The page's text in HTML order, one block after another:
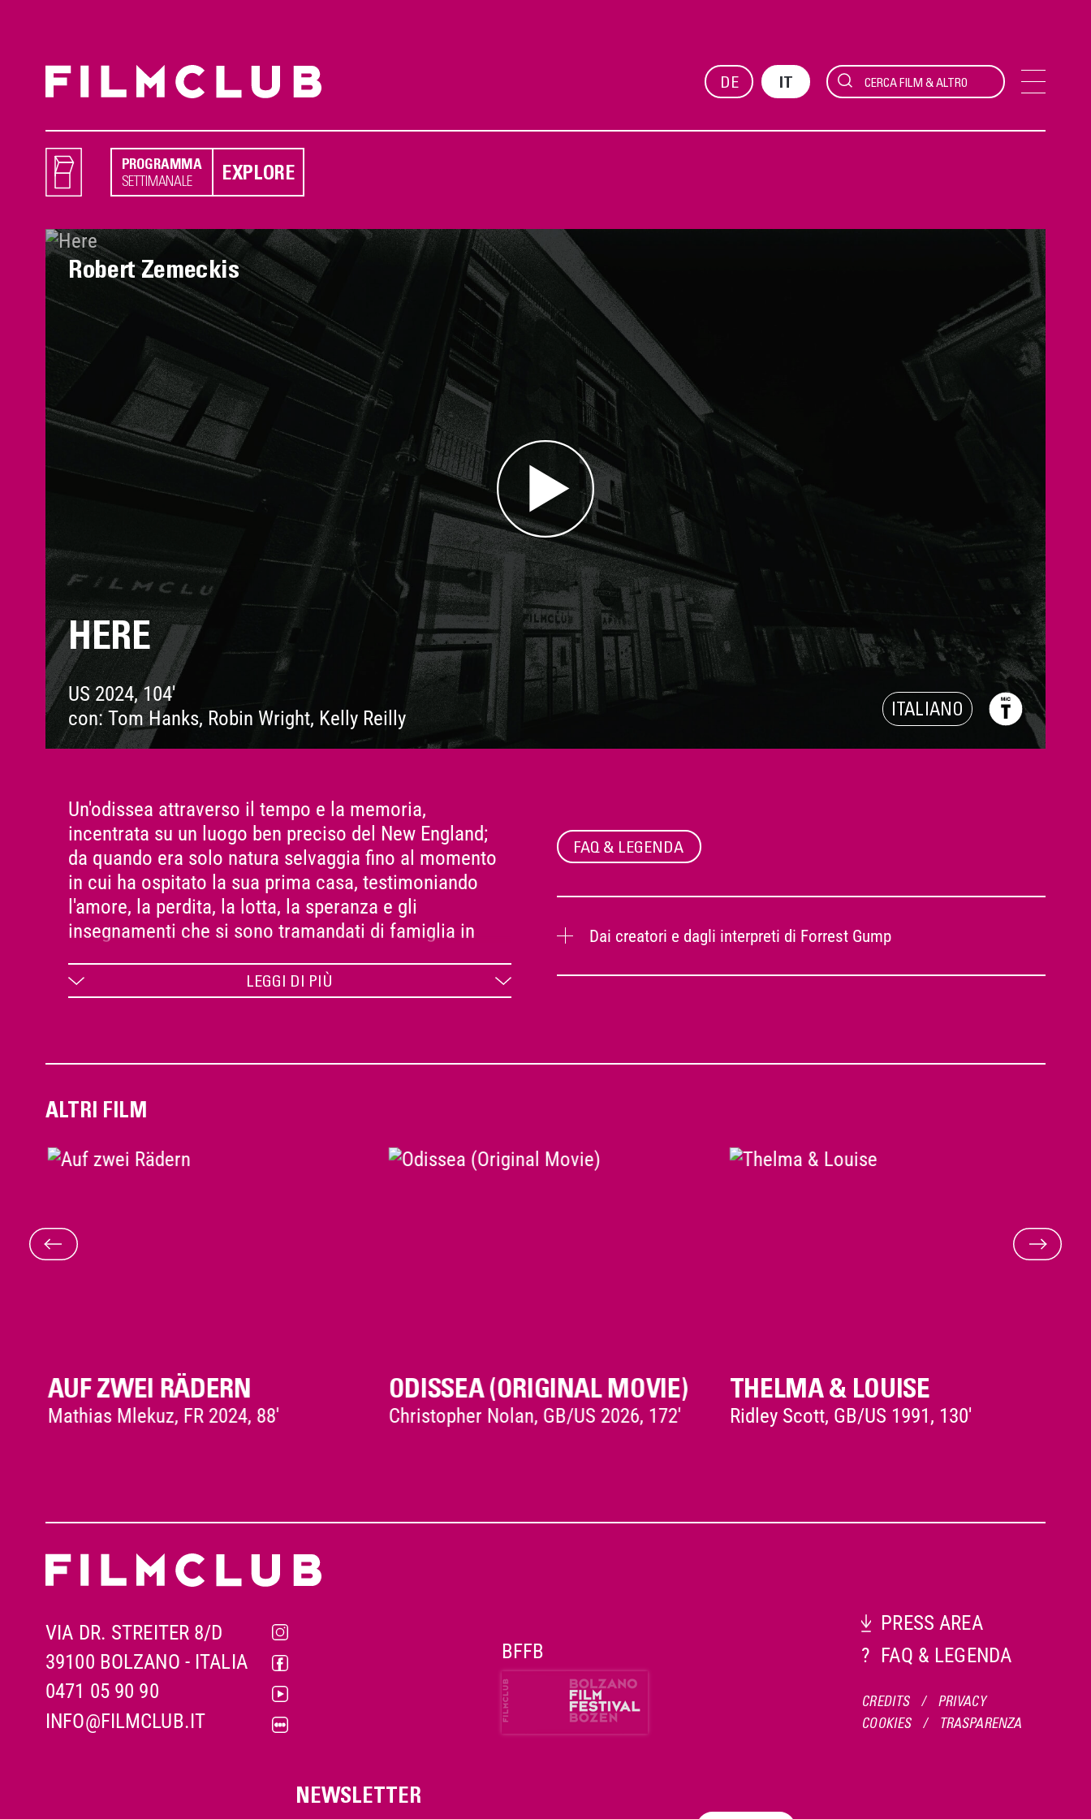
DE IT
PROGRAMMA
SETTIMANALE EXPLORE
ITALIANO
Robert Zemeckis
HERE
US 2024, 104'
con: Tom Hanks, Robin Wright, Kelly Reilly
FAQ & LEGENDA
Dai creatori e dagli interpreti di Forrest Gump
Un'odissea attraverso il tempo e la memoria,
incentrata su un luogo ben preciso del New England;
da quando era solo natura selvaggia fino al momento
in cui ha ospitato la sua prima casa, testimoniando
l'amore, la perdita, la lotta, la speranza e gli
insegnamenti che si sono tramandati di famiglia in
LEGGI DI PIÙ
ALTRI FILM
AUF ZWEI RÄDERN
Mathias Mlekuz, FR 2024, 88'
ODISSEA (ORIGINAL MOVIE)
Christopher Nolan, GB/US 2026, 172'
THELMA & LOUISE
Ridley Scott, GB/US 1991, 130'
VIA DR. STREITER 8/D
39100 BOLZANO - ITALIA
0471 05 90 90
INFO@FILMCLUB.IT
BFFB
PRESS AREA
? FAQ & LEGENDA
CREDITS /
PRIVACY
COOKIES
/ TRASPARENZA
NEWSLETTER